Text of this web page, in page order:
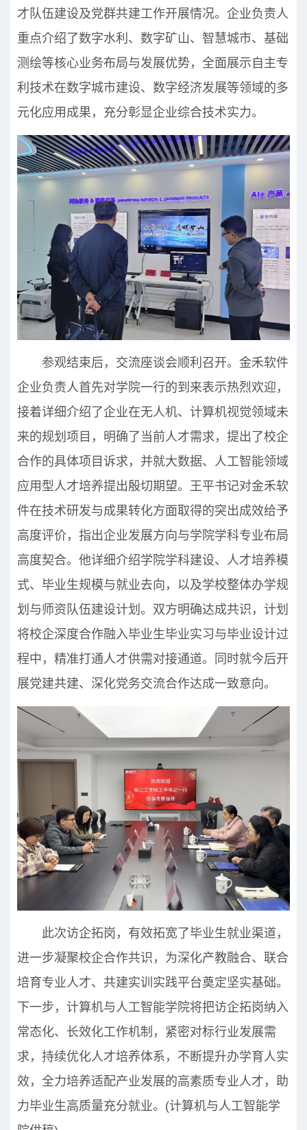
才队伍建设及党群共建工作开展情况。企业负责人
重点介绍了数字水利、数字矿山、智慧城市、基础
测绘等核心业务布局与发展优势，全面展示自主专
利技术在数字城市建设、数字经济发展等领域的多
元化应用成果，充分彰显企业综合技术实力。
参观结束后，交流座谈会顺利召开。金禾软件
企业负责人首先对学院一行的到来表示热烈欢迎，
接着详细介绍了企业在无人机、计算机视觉领域未
来的规划项目，明确了当前人才需求，提出了校企
合作的具体项目诉求，并就大数据、人工智能领域
应用型人才培养提出殷切期望。王平书记对金禾软
件在技术研发与成果转化方面取得的突出成效给予
高度评价，指出企业发展方向与学院学科专业布局
高度契合。他详细介绍学院学科建设、人才培养模
式、毕业生规模与就业去向，以及学校整体办学规
划与师资队伍建设计划。双方明确达成共识，计划
将校企深度合作融入毕业生毕业实习与毕业设计过
程中，精准打通人才供需对接通道。同时就今后开
展党建共建、深化党务交流合作达成一致意向。
此次访企拓岗，有效拓宽了毕业生就业渠道，
进一步凝聚校企合作共识，为深化产教融合、联合
培育专业人才、共建实训实践平台奠定坚实基础。
下一步，计算机与人工智能学院将把访企拓岗纳入
常态化、长效化工作机制，紧密对标行业发展需
求，持续优化人才培养体系，不断提升办学育人实
效，全力培养适配产业发展的高素质专业人才，助
力毕业生高质量充分就业。(计算机与人工智能学